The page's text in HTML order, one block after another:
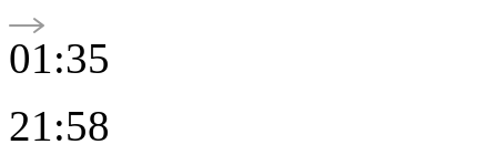
01:35
21:58